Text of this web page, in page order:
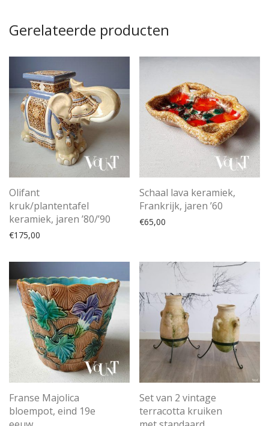
Gerelateerde producten
Olifant
kruk/plantentafel
keramiek, jaren ’80/’90
€175,00
Schaal lava keramiek,
Frankrijk, jaren ’60
€65,00
Franse Majolica
bloempot, eind 19e
Set van 2 vintage
terracotta kruiken